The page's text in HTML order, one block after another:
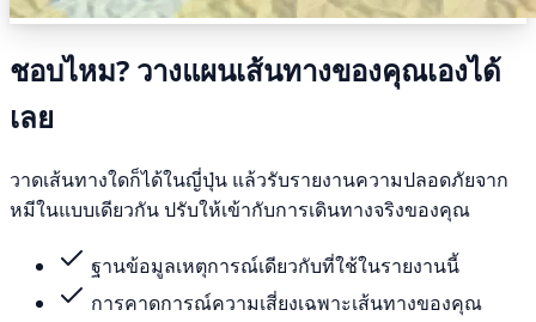
ชอบไหม? วางแผนเส้นทางของคุณเองได้
เลย
วาดเส้นทางใดก็ได้ในญี่ปุ่น แล้วรับรายงานความปลอดภัยจาก
หมีในแบบเดียวกัน ปรับให้เข้ากับการเดินทางจริงของคุณ
ฐานข้อมูลเหตุการณ์เดียวกับที่ใช้ในรายงานนี้
การคาดการณ์ความเสี่ยงเฉพาะเส้นทางของคุณ